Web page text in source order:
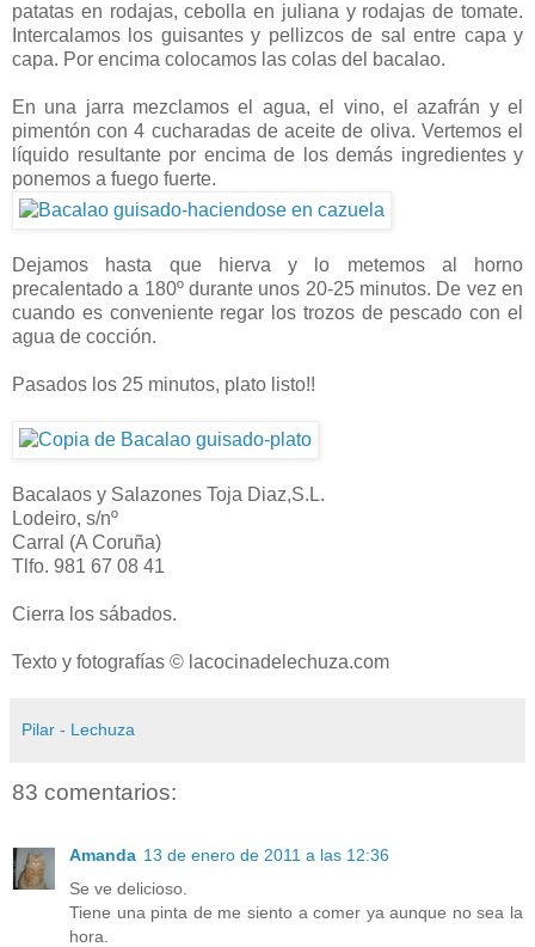
patatas en rodajas, cebolla en juliana y rodajas de tomate.
Intercalamos los guisantes y pellizcos de sal entre capa y
capa. Por encima colocamos las colas del bacalao.
En una jarra mezclamos el agua, el vino, el azafrán y el
pimentón con 4 cucharadas de aceite de oliva. Vertemos el
líquido resultante por encima de los demás ingredientes y
ponemos a fuego fuerte.
Dejamos hasta que hierva y lo metemos al horno
precalentado a 180º durante unos 20-25 minutos. De vez en
cuando es conveniente regar los trozos de pescado con el
agua de cocción.
Pasados los 25 minutos, plato listo!!
Bacalaos y Salazones Toja Diaz,S.L.
Lodeiro, s/nº
Carral (A Coruña)
Tlfo. 981 67 08 41
Cierra los sábados.
Texto y fotografías © lacocinadelechuza.com
Pilar - Lechuza
83 comentarios:
Amanda 13 de enero de 2011 a las 12:36
Se ve delicioso.
Tiene una pinta de me siento a comer ya aunque no sea la
hora.